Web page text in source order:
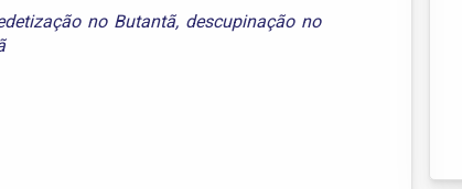
no Butantã, descupinação no